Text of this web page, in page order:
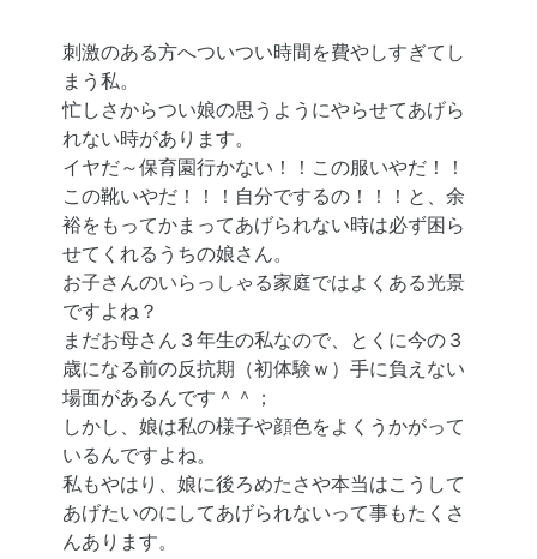
刺激のある方へついつい時間を費やしすぎてし
まう私。
忙しさからつい娘の思うようにやらせてあげら
れない時があります。
イヤだ～保育園行かない！！この服いやだ！！
この靴いやだ！！！自分でするの！！！と、余
裕をもってかまってあげられない時は必ず困ら
せてくれるうちの娘さん。
お子さんのいらっしゃる家庭ではよくある光景
ですよね？
まだお母さん３年生の私なので、とくに今の３
歳になる前の反抗期（初体験ｗ）手に負えない
場面があるんです＾＾；
しかし、娘は私の様子や顔色をよくうかがって
いるんですよね。
私もやはり、娘に後ろめたさや本当はこうして
あげたいのにしてあげられないって事もたくさ
んあります。